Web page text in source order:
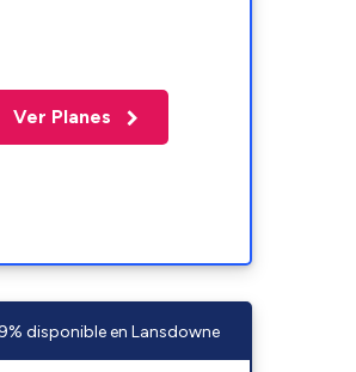
Ver Planes
disponible en Lansdowne